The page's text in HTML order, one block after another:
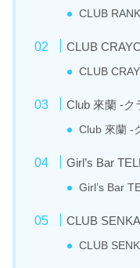
CLUB
CLUB
CLUB
Club 來蘭 -ク
Club 來蘭 -
Girl’s Bar
Girl’s Bar
CLUB
CLUB